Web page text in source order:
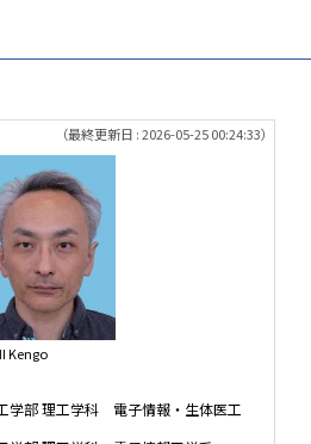
（最終更新日 : 2026-05-25 00:24:33）
Kengo
学部 理工学科 電子情報・生体医工